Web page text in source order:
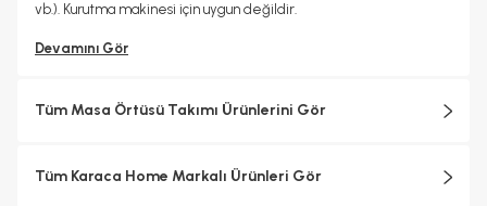
vb.). Kurutma makinesi için uygun değildir.
Devamını Gör
Tüm Masa Örtüsü Takımı Ürünlerini Gör
Tüm Karaca Home Markalı Ürünleri Gör